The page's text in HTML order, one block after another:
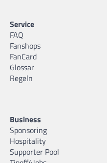
Service
FAQ
Fanshops
FanCard
Glossar
Regeln
Business
Sponsoring
Hospitality
Supporter Pool